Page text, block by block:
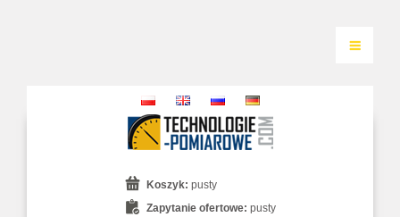
Koszyk: pusty
Zapytanie ofertowe: pusty